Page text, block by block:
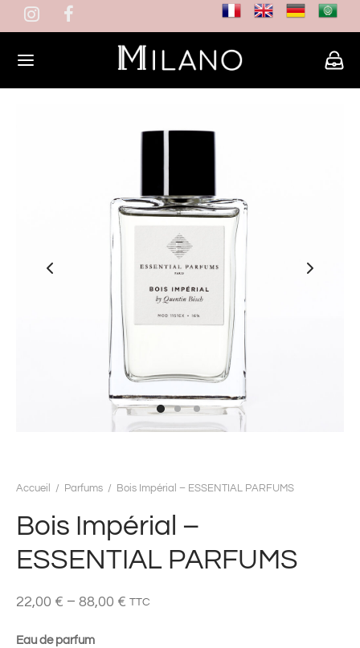
Accueil / Parfums / Bois Impérial – ESSENTIAL PARFUMS
Bois Impérial –
ESSENTIAL PARFUMS
22,00 € – 88,00 € TTC
Eau de parfum